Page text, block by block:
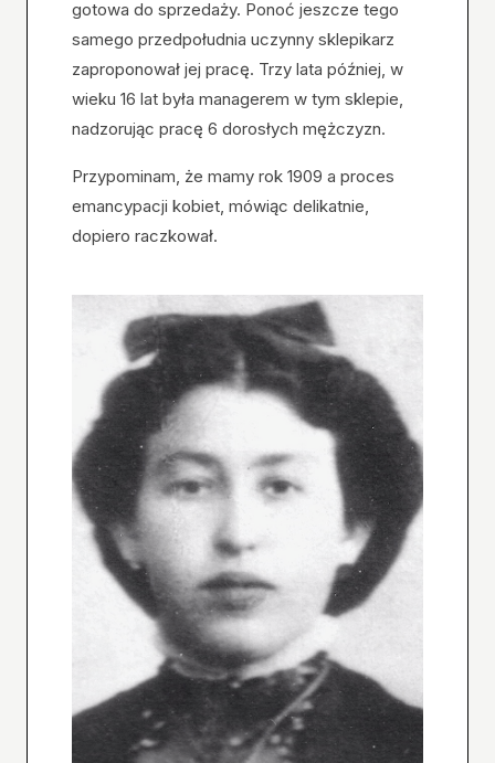
gotowa do sprzedaży. Ponoć jeszcze tego
samego przedpołudnia uczynny sklepikarz
zaproponował jej pracę. Trzy lata później, w
wieku 16 lat była managerem w tym sklepie,
nadzorując pracę 6 dorosłych mężczyzn.
Przypominam, że mamy rok 1909 a proces
emancypacji kobiet, mówiąc delikatnie,
dopiero raczkował.